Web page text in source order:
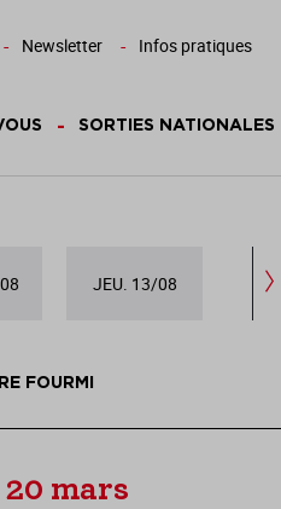
Newsletter Infos pratiques
SORTIES NATIONALES
JEU. 13/08
FOURMI
mars